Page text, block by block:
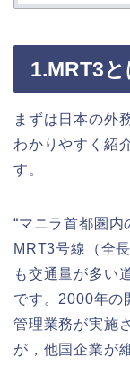
1.MRT3
まずは日本の外
わかりやすく紹
す。
“マニラ首都圏内
MRT3号線（全
も交通量が多い
です。 2000年の
管理業務が実施
が，他国企業が